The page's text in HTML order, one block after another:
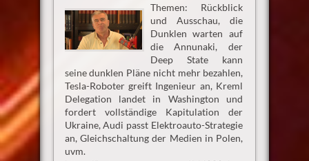
Themen: Rückblick
und Ausschau, die
Dunklen warten auf
die Annunaki, der
Deep State kann
seine dunklen Pläne nicht mehr bezahlen,
Tesla-Roboter greift Ingenieur an, Kreml
Delegation landet in Washington und
fordert vollständige Kapitulation der
Ukraine, Audi passt Elektroauto-Strategie
an, Gleichschaltung der Medien in Polen,
uvm.